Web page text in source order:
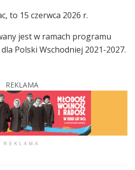
to 15 czerwca 2026 r.
jest w ramach programu
Polski Wschodniej 2021-2027.
REKLAMA
REKLAMA